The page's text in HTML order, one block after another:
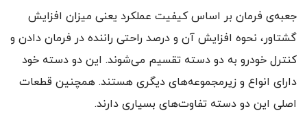
جعبه‌ی فرمان بر اساس کیفیت عملکرد یعنی میزان افزایش
گشتاور، نحوه‌ افزایش آن و درصد راحتی راننده در فرمان دادن و
کنترل خودرو به دو دسته تقسیم می‌شوند. این دو دسته خود
دارای انواع و زیرمجموعه‌های دیگری هستند. همچنین قطعات
اصلی این دو دسته تفاوت‌های بسیاری دارند.